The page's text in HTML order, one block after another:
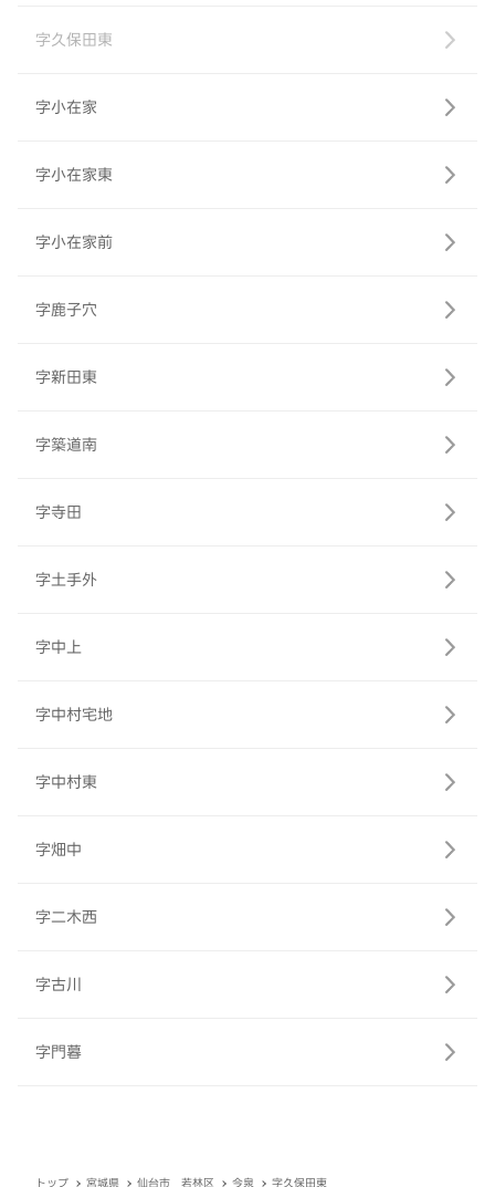
字久保田東
字小在家
字小在家東
字小在家前
字鹿子穴
字新田東
字築道南
字寺田
字土手外
字中上
字中村宅地
字中村東
字畑中
字二木西
字古川
字門暮
トップ 宮城県 仙台市 若林区 今泉 字久保田東